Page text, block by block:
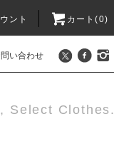
ント カート(0)
い合わせ
Select Clothes.